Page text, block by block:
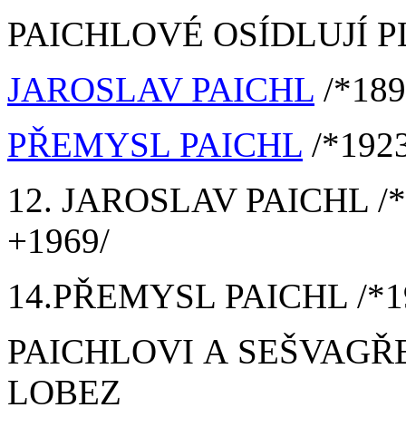
PAICHLOVÉ OSÍDLUJÍ
JAROSLAV PAICHL /
PŘEMYSL PAICHL /
12. JAROSLAV PAICHL /
+1969/
14.PŘEMYSL PAICHL /
PAICHLOVI A
LOBEZ